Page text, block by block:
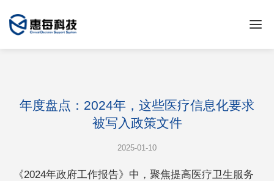
年度盘点：2024年，这些医疗信息化要求
被写入政策文件
2025-01-10
《2024年政府工作报告》中，聚焦提高医疗卫生服务